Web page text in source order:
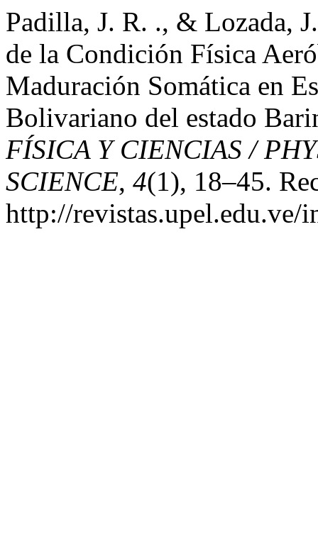
Padilla, J. R. ., & Lozada,
de la Condición Física
Maduración Somática en
Bolivariano del estado
FÍSICA Y CIENCIAS /
SCIENCE, 4(1), 18–45.
http://